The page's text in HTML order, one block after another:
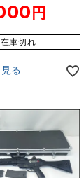
在庫切れ
る